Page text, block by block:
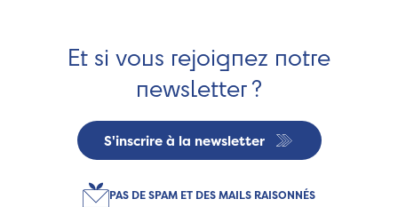
Et si vous rejoignez notre
newsletter ?
S'inscrire à la newsletter
PAS DE SPAM ET DES MAILS RAISONNÉS